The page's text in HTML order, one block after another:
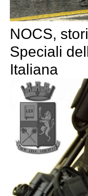
NOCS,
Speciali
Italiana